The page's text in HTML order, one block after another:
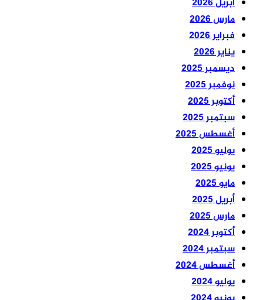
مارس 2026
فبراير 2026
يناير 2026
ديسمبر 2025
نوفمبر 2025
أكتوبر 2025
سبتمبر 2025
أغسطس 2025
يوليو 2025
يونيو 2025
مايو 2025
أبريل 2025
مارس 2025
أكتوبر 2024
سبتمبر 2024
أغسطس 2024
يوليو 2024